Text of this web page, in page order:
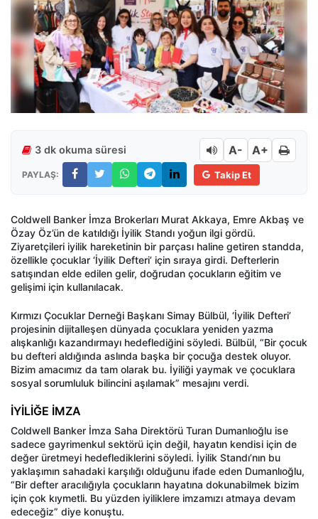
3 dk okuma süresi A- A+
PAYLAŞ: Takip Et
Coldwell Banker İmza Brokerları Murat Akkaya, Emre Akbaş ve
Özay Öz’ün de katıldığı İyilik Standı yoğun ilgi gördü.
Ziyaretçileri iyilik hareketinin bir parçası haline getiren standda,
özellikle çocuklar ‘İyilik Defteri’ için sıraya girdi. Defterlerin
satışından elde edilen gelir, doğrudan çocukların eğitim ve
gelişimi için kullanılacak.
Kırmızı Çocuklar Derneği Başkanı Simay Bülbül, ‘İyilik Defteri’
projesinin dijitalleşen dünyada çocuklara yeniden yazma
alışkanlığı kazandırmayı hedeflediğini söyledi. Bülbül, “Bir çocuk
bu defteri aldığında aslında başka bir çocuğa destek oluyor.
Bizim amacımız da tam olarak bu. İyiliği yaymak ve çocuklara
sosyal sorumluluk bilincini aşılamak” mesajını verdi.
İYİLİĞE İMZA
Coldwell Banker İmza Saha Direktörü Turan Dumanlıoğlu ise
sadece gayrimenkul sektörü için değil, hayatın kendisi için de
değer üretmeyi hedeflediklerini söyledi. İyilik Standı’nın bu
yaklaşımın sahadaki karşılığı olduğunu ifade eden Dumanlıoğlu,
“Bir defter aracılığıyla çocukların hayatına dokunabilmek bizim
için çok kıymetli. Bu yüzden iyiliklere imzamızı atmaya devam
edeceğiz” diye konuştu.